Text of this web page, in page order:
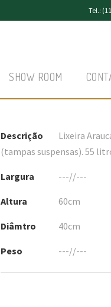
Tel.:
SHOW ROOM
Descrição
Lixeira
(tampas suspensas). 55
Largura ---//---
Altura 60cm
Diâmtro 40cm
Peso ---//---